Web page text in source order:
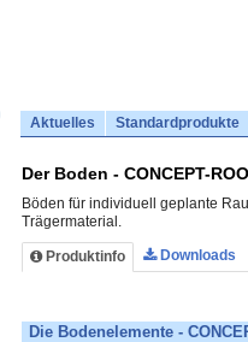
Aktuelles Standardprodukte
Der Boden - CONCEPT-
Böden für individuell geplante
Trägermaterial.
Produktinfo Downloads
Die Bodenelemente -